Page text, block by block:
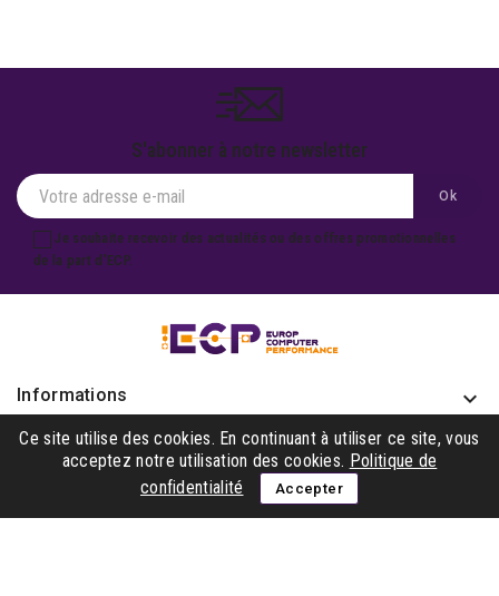
S'abonner à notre newsletter
Je souhaite recevoir des actualités ou des offres promotionnelles
de la part d'ECP.
Informations keyboard_arrow_down
Produits 
Notre société
Ce site utilise des cookies. En continuant à utiliser ce site, vous
acceptez notre utilisation des cookies. Politique de
confidentialité
Accepter
